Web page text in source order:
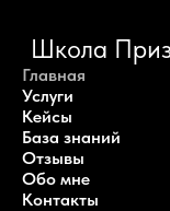
Школа
Главная
Услуги
Кейсы
База знаний
Отзывы
Обо мне
Контакты